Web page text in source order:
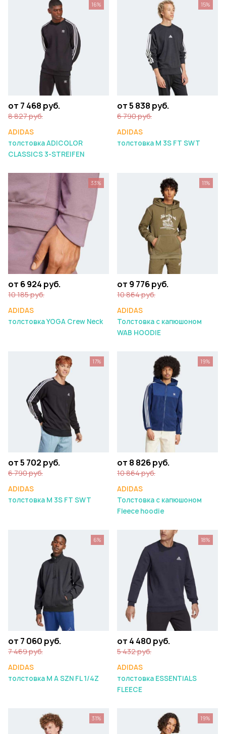
от 7 468 руб.
8 827 руб.
ADIDAS
толстовка ADICOLOR
CLASSICS 3-STREIFEN
16%
от 5 838 руб.
6 790 руб.
ADIDAS
толстовка M 3S FT SWT
15%
от 6 924 руб.
10 185 руб.
ADIDAS
толстовка YOGA Crew Neck
33%
от 9 776 руб.
10 864 руб.
ADIDAS
Толстовка с капюшоном
WAB HOODIE
11%
от 5 702 руб.
6 790 руб.
ADIDAS
толстовка M 3S FT SWT
17%
от 8 826 руб.
10 864 руб.
ADIDAS
Толстовка с капюшоном
Fleece hoodie
19%
от 7 060 руб.
7 469 руб.
ADIDAS
толстовка M A SZN FL 1/4Z
6%
от 4 480 руб.
5 432 руб.
ADIDAS
толстовка ESSENTIALS
FLEECE
18%
31% 19%